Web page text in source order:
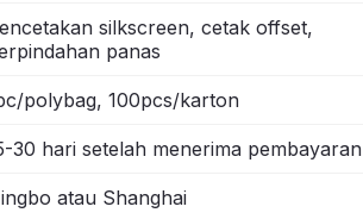
silkscreen, cetak offset,
panas
polybag, 100pcs/karton
30 hari setelah menerima pembayaran
atau Shanghai